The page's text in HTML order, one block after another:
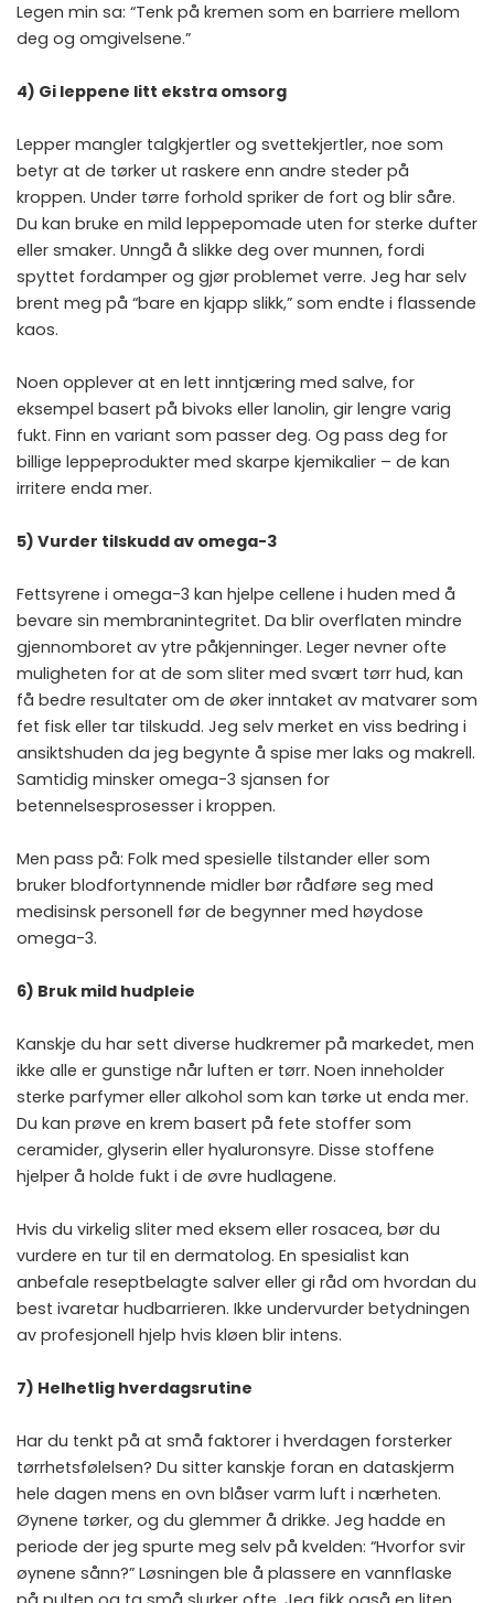
Legen min sa: “Tenk på kremen som en barriere mellom
deg og omgivelsene.”
4) Gi leppene litt ekstra omsorg
Lepper mangler talgkjertler og svettekjertler, noe som
betyr at de tørker ut raskere enn andre steder på
kroppen. Under tørre forhold spriker de fort og blir såre.
Du kan bruke en mild leppepomade uten for sterke dufter
eller smaker. Unngå å slikke deg over munnen, fordi
spyttet fordamper og gjør problemet verre. Jeg har selv
brent meg på “bare en kjapp slikk,” som endte i flassende
kaos.
Noen opplever at en lett inntjæring med salve, for
eksempel basert på bivoks eller lanolin, gir lengre varig
fukt. Finn en variant som passer deg. Og pass deg for
billige leppeprodukter med skarpe kjemikalier – de kan
irritere enda mer.
5) Vurder tilskudd av omega-3
Fettsyrene i omega-3 kan hjelpe cellene i huden med å
bevare sin membranintegritet. Da blir overflaten mindre
gjennomboret av ytre påkjenninger. Leger nevner ofte
muligheten for at de som sliter med svært tørr hud, kan
få bedre resultater om de øker inntaket av matvarer som
fet fisk eller tar tilskudd. Jeg selv merket en viss bedring i
ansiktshuden da jeg begynte å spise mer laks og makrell.
Samtidig minsker omega-3 sjansen for
betennelsesprosesser i kroppen.
Men pass på: Folk med spesielle tilstander eller som
bruker blodfortynnende midler bør rådføre seg med
medisinsk personell før de begynner med høydose
omega-3.
6) Bruk mild hudpleie
Kanskje du har sett diverse hudkremer på markedet, men
ikke alle er gunstige når luften er tørr. Noen inneholder
sterke parfymer eller alkohol som kan tørke ut enda mer.
Du kan prøve en krem basert på fete stoffer som
ceramider, glyserin eller hyaluronsyre. Disse stoffene
hjelper å holde fukt i de øvre hudlagene.
Hvis du virkelig sliter med eksem eller rosacea, bør du
vurdere en tur til en dermatolog. En spesialist kan
anbefale reseptbelagte salver eller gi råd om hvordan du
best ivaretar hudbarrieren. Ikke undervurder betydningen
av profesjonell hjelp hvis kløen blir intens.
7) Helhetlig hverdagsrutine
Har du tenkt på at små faktorer i hverdagen forsterker
tørrhetsfølelsen? Du sitter kanskje foran en dataskjerm
hele dagen mens en ovn blåser varm luft i nærheten.
Øynene tørker, og du glemmer å drikke. Jeg hadde en
periode der jeg spurte meg selv på kvelden: “Hvorfor svir
øynene sånn?” Løsningen ble å plassere en vannflaske